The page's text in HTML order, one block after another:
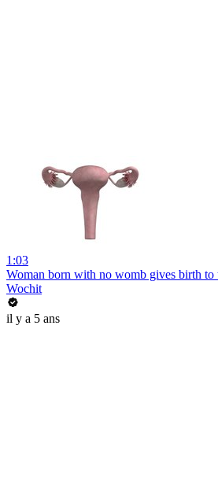
1:03
Woman born with no womb gives birth to
Wochit
il y a 5 ans